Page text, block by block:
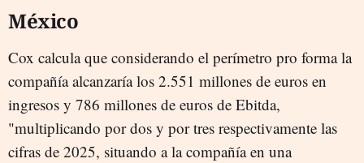
México
Cox calcula que considerando el perímetro pro forma la
compañía alcanzaría los 2.551 millones de euros en
ingresos y 786 millones de euros de Ebitda,
"multiplicando por dos y por tres respectivamente las
cifras de 2025, situando a la compañía en una